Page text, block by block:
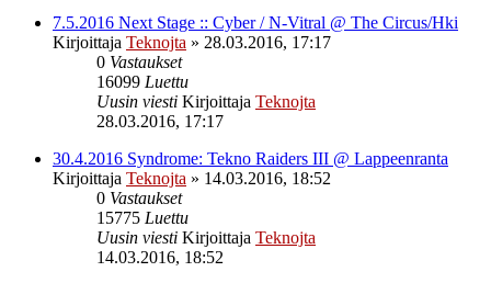
7.5.2016 Next Stage :: Cyber / N-Vitral @ The Circus/Hki
Kirjoittaja Teknojta » 28.03.2016, 17:17
0 Vastaukset
16099 Luettu
Uusin viesti Kirjoittaja Teknojta
28.03.2016, 17:17
30.4.2016 Syndrome: Tekno Raiders III @ Lappeenranta
Kirjoittaja Teknojta » 14.03.2016, 18:52
0 Vastaukset
15775 Luettu
Uusin viesti Kirjoittaja Teknojta
14.03.2016, 18:52